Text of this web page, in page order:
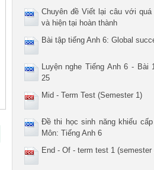
Chuyên đề Viết lại câu với
và hiện tại hoàn thành
Bài tập tiếng Anh 6: Global
Luyện nghe Tiếng Anh 6 - Bài
25
Mid - Term Test (Semester 1)
Đề thi học sinh năng khiếu
Môn: Tiếng Anh 6
End - Of - term test 1 (semester